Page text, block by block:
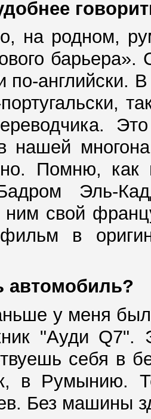
на родном,
барьера».
по-английски.
нашей
Помню, как
Эль-
ним свой
фильм в
у меня
"Ауди
себя в
в Румынию.
Без машины